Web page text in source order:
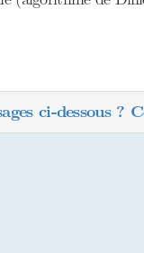
ci-dessous